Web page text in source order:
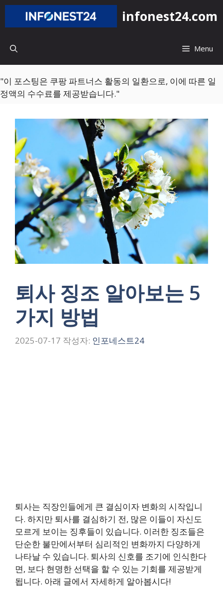
컨
츠
너
뛰
기
infonest24.com
Menu
"이 포스팅은 쿠팡 파트너스 활동의 일환으로, 이에 따른 일
정액의 수수료를 제공받습니다."
퇴사 징조 알아보는 5
가지 방법
2025-07-17 작성자: 인포네스트24
퇴사는 직장인들에게 큰 결심이자 변화의 시작입니
다. 하지만 퇴사를 결심하기 전, 많은 이들이 자신도
모르게 보이는 징후들이 있습니다. 이러한 징조들은
단순한 불만에서부터 심리적인 변화까지 다양하게
나타날 수 있습니다. 퇴사의 신호를 조기에 인식한다
면, 보다 현명한 선택을 할 수 있는 기회를 제공받게
됩니다. 아래 글에서 자세하게 알아봅시다!